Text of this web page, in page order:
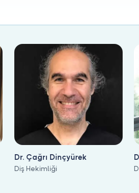
Dr. Çağrı Dinçyürek
Diş Hekimliği